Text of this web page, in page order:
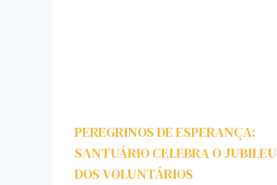
PEREGRINOS DE ESPERANÇA:
SANTUÁRIO CELEBRA O JUBILEU
DOS VOLUNTÁRIOS